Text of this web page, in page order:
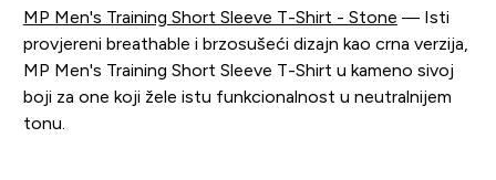
MP Men's Training Short Sleeve T-Shirt - Stone — Isti
provjereni breathable i brzosušeći dizajn kao crna verzija,
MP Men's Training Short Sleeve T-Shirt u kameno sivoj
boji za one koji žele istu funkcionalnost u neutralnijem
tonu.